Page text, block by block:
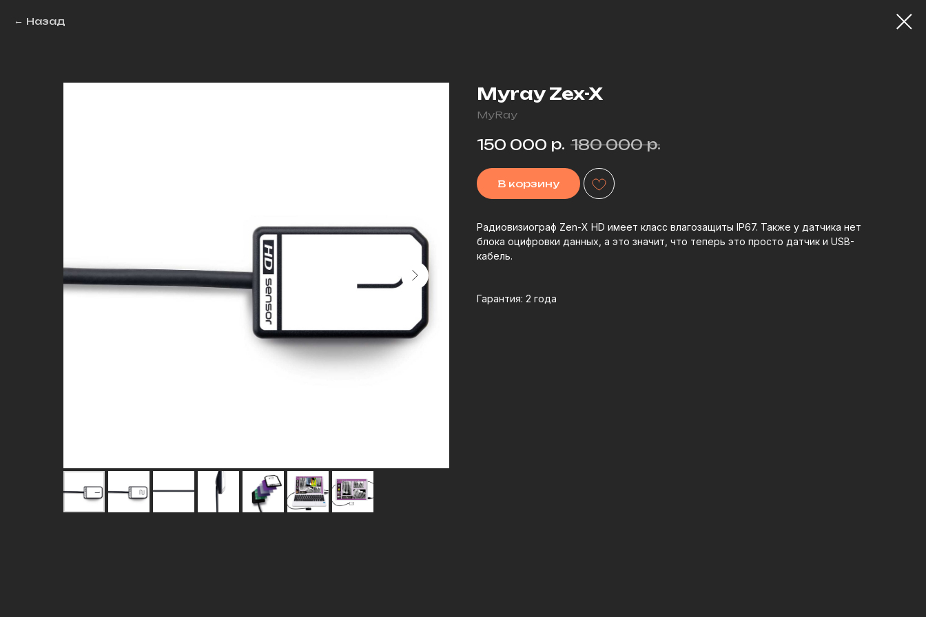
Назад
Myray Zex-X
MyRay
150 000 р. 180 000 р.
В корзину
Радиовизиограф Zen-X HD имеет класс влагозащиты IP67. Также у датчика нет
блока оцифровки данных, а это значит, что теперь это просто датчик и USB-
кабель.
Гарантия: 2 года